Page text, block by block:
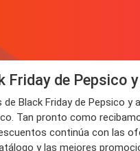
Friday de Pepsico
Black Friday de Pepsico
Tan pronto como
continúa con las
y las mejores